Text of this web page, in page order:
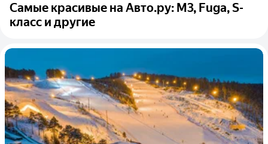
Самые красивые на Авто.ру: M3, Fuga, S-
класс и другие